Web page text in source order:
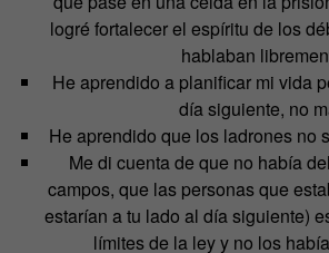
logré fortalecer el espíritu de los
hablaban
He aprendido a planificar mi vida
día siguiente, no
He aprendido que los ladrones no
Me di cuenta de que no había
campos, que las personas que
estarían a tu lado al día siguiente)
límites de la ley y no los